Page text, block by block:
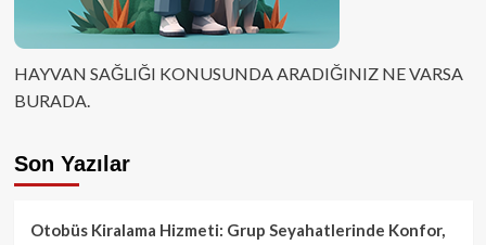
HAYVAN SAĞLIĞI KONUSUNDA ARADIĞINIZ NE VARSA
BURADA.
Son Yazılar
Otobüs Kiralama Hizmeti: Grup Seyahatlerinde Konfor,